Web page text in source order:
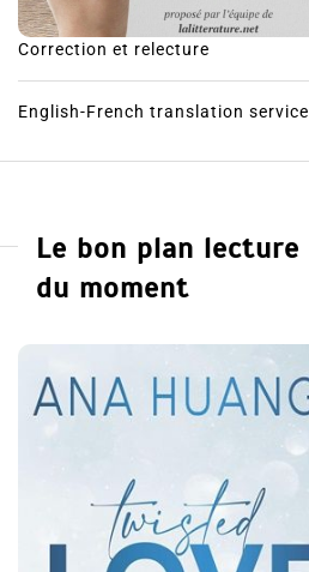
Correction et relecture
English-French translation service
Le bon plan lecture
du moment